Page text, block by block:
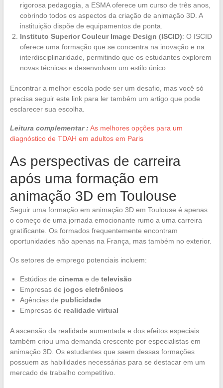
rigorosa pedagogia, a ESMA oferece um curso de três anos,
cobrindo todos os aspectos da criação de animação 3D. A
instituição dispõe de equipamentos de ponta.
Instituto Superior Couleur Image Design (ISCID): O ISCID
oferece uma formação que se concentra na inovação e na
interdisciplinaridade, permitindo que os estudantes explorem
novas técnicas e desenvolvam um estilo único.
Encontrar a melhor escola pode ser um desafio, mas você só
precisa seguir este link para ler também um artigo que pode
esclarecer sua escolha.
Leitura complementar : As melhores opções para um
diagnóstico de TDAH em adultos em Paris
As perspectivas de carreira
após uma formação em
animação 3D em Toulouse
Seguir uma formação em animação 3D em Toulouse é apenas
o começo de uma jornada emocionante rumo a uma carreira
gratificante. Os formados frequentemente encontram
oportunidades não apenas na França, mas também no exterior.
Os setores de emprego potenciais incluem:
Estúdios de cinemae de televisão
Empresas de jogos eletrônicos
Agências de publicidade
Empresas de realidade virtual
A ascensão da realidade aumentada e dos efeitos especiais
também criou uma demanda crescente por especialistas em
animação 3D. Os estudantes que saem dessas formações
possuem as habilidades necessárias para se destacar em um
mercado de trabalho competitivo.